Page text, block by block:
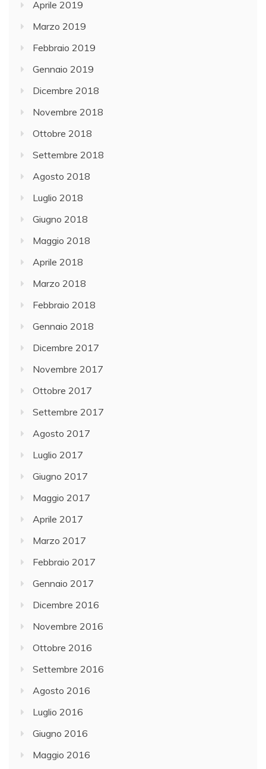
Aprile 2019
Marzo 2019
Febbraio 2019
Gennaio 2019
Dicembre 2018
Novembre 2018
Ottobre 2018
Settembre 2018
Agosto 2018
Luglio 2018
Giugno 2018
Maggio 2018
Aprile 2018
Marzo 2018
Febbraio 2018
Gennaio 2018
Dicembre 2017
Novembre 2017
Ottobre 2017
Settembre 2017
Agosto 2017
Luglio 2017
Giugno 2017
Maggio 2017
Aprile 2017
Marzo 2017
Febbraio 2017
Gennaio 2017
Dicembre 2016
Novembre 2016
Ottobre 2016
Settembre 2016
Agosto 2016
Luglio 2016
Giugno 2016
Maggio 2016